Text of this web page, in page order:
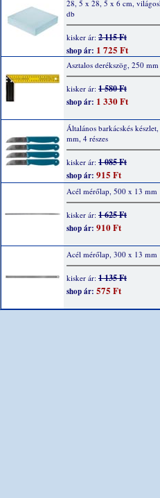
28, 5 x 28, 5 x 6 cm,
db
kisker ár: 2 115 Ft
shop ár: 1 725 Ft
Asztalos derékszög, 250 mm
kisker ár: 1 580 Ft
shop ár: 1 330 Ft
Általános barkácskés
mm, 4 részes
kisker ár: 1 085 Ft
shop ár: 915 Ft
Acél mérőlap, 500 x 13 mm
kisker ár: 1 625 Ft
shop ár: 910 Ft
Acél mérőlap, 300 x 13 mm
kisker ár: 1 135 Ft
shop ár: 575 Ft